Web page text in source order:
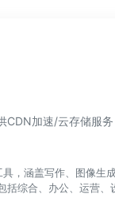
CDN加速/云存储服务
，涵盖写作、图像生
括综合、办公、运营